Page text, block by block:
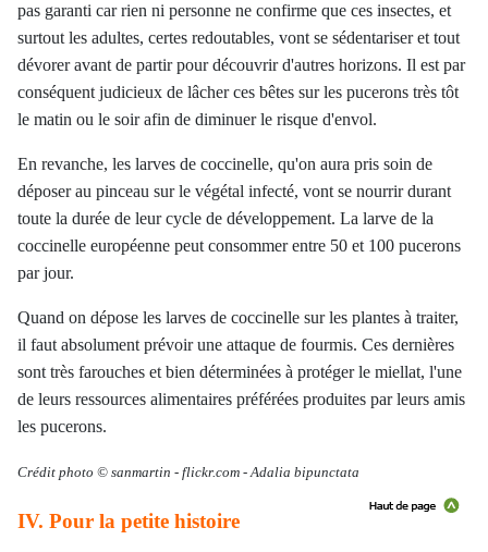
pas garanti car rien ni personne ne confirme que ces insectes, et
surtout les adultes, certes redoutables, vont se sédentariser et tout
dévorer avant de partir pour découvrir d'autres horizons. Il est par
conséquent judicieux de lâcher ces bêtes sur les pucerons très tôt
le matin ou le soir afin de diminuer le risque d'envol.
En revanche, les larves de coccinelle, qu'on aura pris soin de
déposer au pinceau sur le végétal infecté, vont se nourrir durant
toute la durée de leur cycle de développement. La larve de la
coccinelle européenne peut consommer entre 50 et 100 pucerons
par jour.
Quand on dépose les larves de coccinelle sur les plantes à traiter,
il faut absolument prévoir une attaque de fourmis. Ces dernières
sont très farouches et bien déterminées à protéger le miellat, l'une
de leurs ressources alimentaires préférées produites par leurs amis
les pucerons.
Crédit photo © sanmartin - flickr.com - Adalia bipunctata
IV. Pour la petite histoire